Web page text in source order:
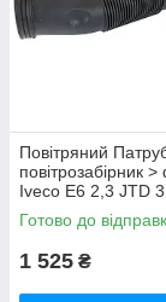
Повітряний
повітрозабірник >
Iveco E6 2,3 JTD
ORK5801317091
Готово до
1 525 ₴